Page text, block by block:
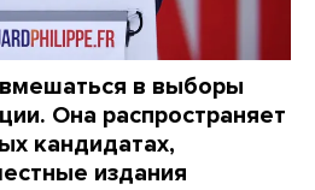
в выборы
Она распространяет
кандидатах,
издания